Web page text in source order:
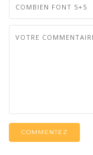
COMMENTEZ